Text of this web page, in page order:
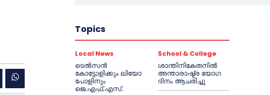
Topics
Local News
ടെൽസൻ
കോട്ടോളിക്കും ലിയോ
പോളിനും
ജെ.എഫ്.എസ്.
School & College
ശാന്തിനികേതനിൽ
അന്താരാഷ്ട്ര യോഗ
ദിനം ആചരിച്ചു